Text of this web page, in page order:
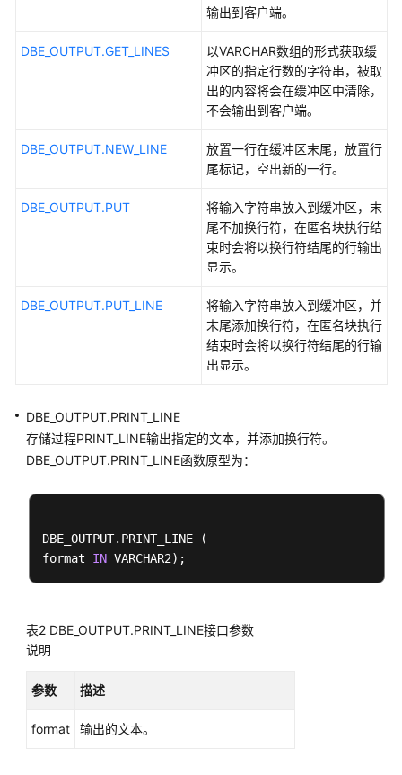
库
库
据
开
发
议
应
程
程
输出到客户端。
DBE_OUTPUT.GET_LINES
以VARCHAR数组的形式获取缓
冲区的指定行数的字符串，被取
出的内容将会在缓冲区中清除，
不会输出到客户端。
DBE_OUTPUT.NEW_LINE
放置一行在缓冲区末尾，放置行
尾标记，空出新的一行。
DBE_OUTPUT.PUT
将输入字符串放入到缓冲区，末
尾不加换行符，在匿名块执行结
束时会将以换行符结尾的行输出
显示。
DBE_OUTPUT.PUT_LINE
将输入字符串放入到缓冲区，并
末尾添加换行符，在匿名块执行
结束时会将以换行符结尾的行输
出显示。
DBE_OUTPUT.PRINT_LINE
存储过程PRINT_LINE输出指定的文本，并添加换行符。
DBE_OUTPUT.PRINT_LINE函数原型为：
DBE_OUTPUT.PRINT_LINE (
format IN
表2 DBE_OUTPUT.PRINT_LINE接口参数
说明
参数 描述
format 输出的文本。